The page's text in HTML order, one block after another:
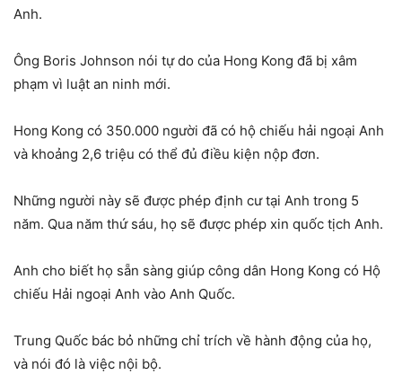
Anh.
Ông Boris Johnson nói tự do của Hong Kong đã bị xâm
phạm vì luật an ninh mới.
Hong Kong có 350.000 người đã có hộ chiếu hải ngoại Anh
và khoảng 2,6 triệu có thể đủ điều kiện nộp đơn.
Những người này sẽ được phép định cư tại Anh trong 5
năm. Qua năm thứ sáu, họ sẽ được phép xin quốc tịch Anh.
Anh cho biết họ sẵn sàng giúp công dân Hong Kong có Hộ
chiếu Hải ngoại Anh vào Anh Quốc.
Trung Quốc bác bỏ những chỉ trích về hành động của họ,
và nói đó là việc nội bộ.